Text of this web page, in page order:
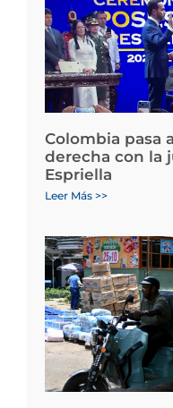
Colombia pasa
derecha con la
Espriella
Leer Más >>